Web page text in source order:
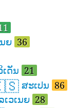
ຍ 36
ດັນ 21
ສະເປນ 86
ເວເນຍ 28